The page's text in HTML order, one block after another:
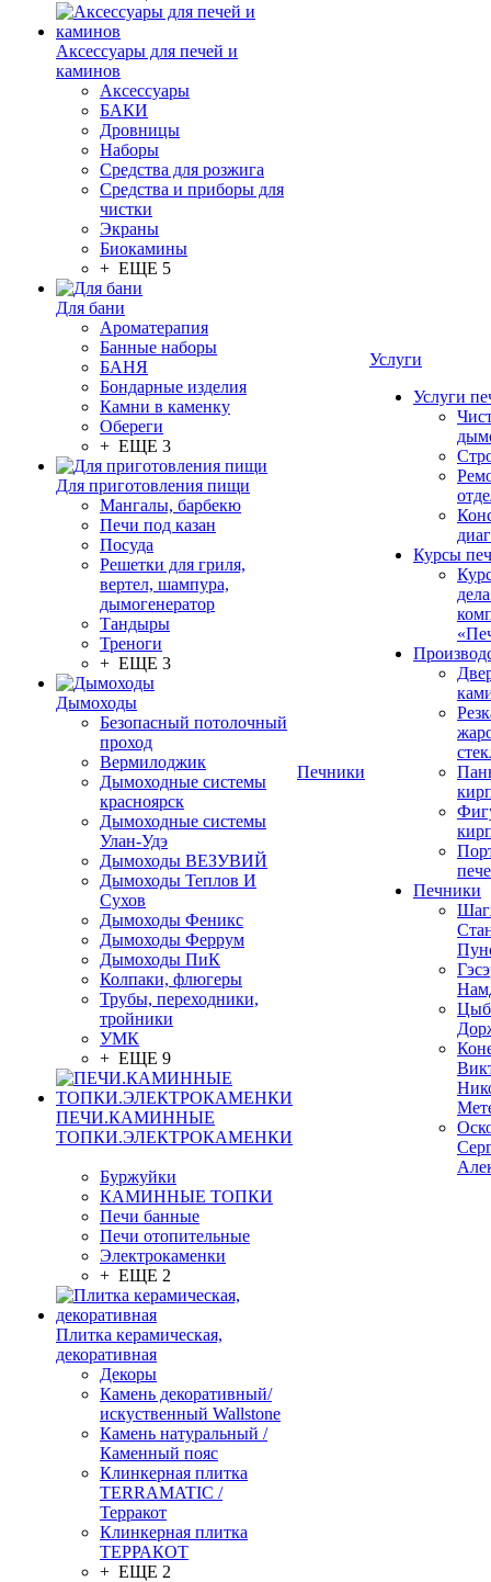
Аксессуары для печей и
каминов
Аксессуары
БАКИ
Дровницы
Наборы
Средства для розжига
Средства и приборы для
чистки
Экраны
Биокамины
+ ЕЩЕ 5
Для бани
Ароматерапия
Банные наборы
БАНЯ
Бондарные изделия
Камни в каменку
Обереги
+ ЕЩЕ 3
Для приготовления пищи
Мангалы, барбекю
Печи под казан
Посуда
Решетки для гриля,
вертел, шампура,
дымогенератор
Тандыры
Треноги
+ ЕЩЕ 3
Дымоходы
Безопасный потолочный
проход
Вермилоджик
Дымоходные системы
красноярск
Дымоходные системы
Улан-Удэ
Дымоходы ВЕЗУВИЙ
Дымоходы Теплов И
Сухов
Дымоходы Феникс
Дымоходы Феррум
Дымоходы ПиК
Колпаки, флюгеры
Трубы, переходники,
тройники
УМК
+ ЕЩЕ 9
ПЕЧИ.КАМИННЫЕ
ТОПКИ.ЭЛЕКТРОКАМЕНКИ
Буржуйки
КАМИННЫЕ ТОПКИ
Печи банные
Печи отопительные
Электрокаменки
+ ЕЩЕ 2
Плитка керамическая,
декоративная
Декоры
Камень декоративный/
искуственный Wallstone
Камень натуральный /
Каменный пояс
Клинкерная плитка
TERRAMATIC /
Терракот
Клинкерная плитка
ТЕРРАКОТ
+ ЕЩЕ 2
Печники
Услуги
Услуги
Курсы
Печники